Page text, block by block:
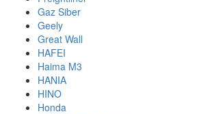
Gaz Siber
Geely
Great Wall
HAFEI
Haima M3
HANIA
HINO
Honda